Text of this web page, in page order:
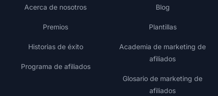
Acerca de nosotros
Premios
Historias de éxito
Programa de afiliados
Blog
Plantillas
Academia de marketing de
afiliados
Glosario de marketing de
afiliados